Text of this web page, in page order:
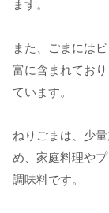
ます。
また、ごまには
富に含まれてお
ています。
ねりごまは、少
め、家庭料理や
調味料です。